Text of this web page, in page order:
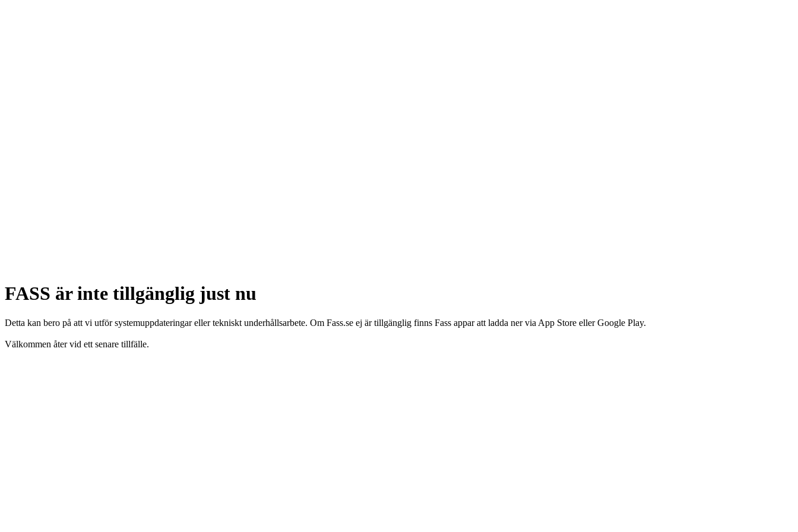
FASS är inte tillgänglig just nu
Detta kan bero på att vi utför systemuppdateringar eller tekniskt underhållsarbete. Om Fass.se ej är tillgänglig finns Fass appar att ladda ner via App Store eller Google Play.
Välkommen åter vid ett senare tillfälle.